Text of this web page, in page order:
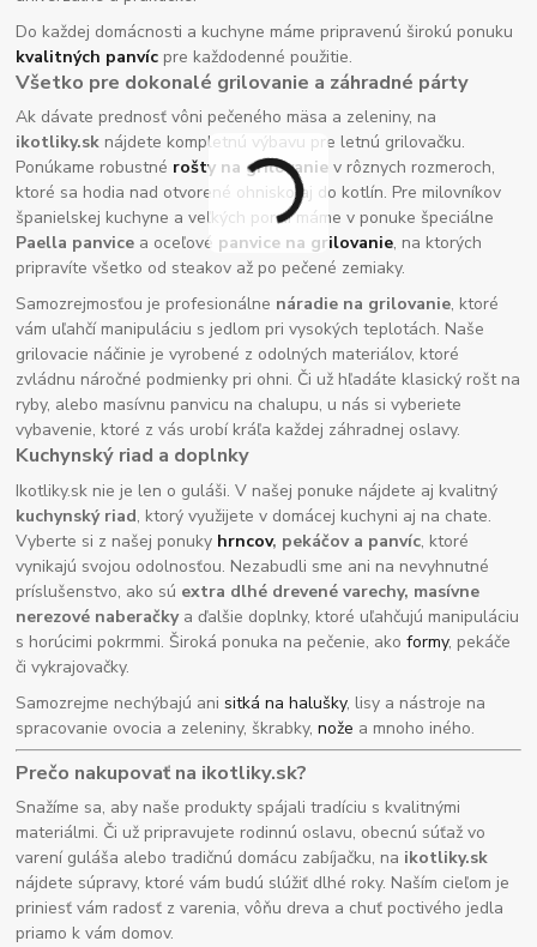
Do každej domácnosti a kuchyne máme pripravenú širokú ponuku
kvalitných panvíc pre každodenné použitie.
Všetko pre dokonalé grilovanie a záhradné párty
Ak dávate prednosť vôni pečeného mäsa a zeleniny, na
ikotliky.sk nájdete kompletnú výbavu pre letnú grilovačku.
Ponúkame robustné rošty na grilovanie v rôznych rozmeroch,
ktoré sa hodia nad otvorené ohnisko aj do kotlín. Pre milovníkov
španielskej kuchyne a veľkých porcií máme v ponuke špeciálne
Paella panvice a oceľové panvice na grilovanie, na ktorých
pripravíte všetko od steakov až po pečené zemiaky.
Samozrejmosťou je profesionálne náradie na grilovanie, ktoré
vám uľahčí manipuláciu s jedlom pri vysokých teplotách. Naše
grilovacie náčinie je vyrobené z odolných materiálov, ktoré
zvládnu náročné podmienky pri ohni. Či už hľadáte klasický rošt na
ryby, alebo masívnu panvicu na chalupu, u nás si vyberiete
vybavenie, ktoré z vás urobí kráľa každej záhradnej oslavy.
Kuchynský riad a doplnky
Ikotliky.sk nie je len o guláši. V našej ponuke nájdete aj kvalitný
kuchynský riad, ktorý využijete v domácej kuchyni aj na chate.
Vyberte si z našej ponuky hrncov, pekáčov a panvíc, ktoré
vynikajú svojou odolnosťou. Nezabudli sme ani na nevyhnutné
príslušenstvo, ako sú extra dlhé drevené varechy, masívne
nerezové naberačkya ďalšie doplnky, ktoré uľahčujú manipuláciu
s horúcimi pokrmmi. Široká ponuka na pečenie, akoformy, pekáče
či vykrajovačky.
Samozrejme nechýbajú anisitká na halušky, lisy a nástroje na
spracovanie ovocia a zeleniny, škrabky,nože a mnoho iného.
Prečo nakupovať na ikotliky.sk?
Snažíme sa, aby naše produkty spájali tradíciu s kvalitnými
materiálmi. Či už pripravujete rodinnú oslavu, obecnú súťaž vo
varení guláša alebo tradičnú domácu zabíjačku, na ikotliky.sk
nájdete súpravy, ktoré vám budú slúžiť dlhé roky. Naším cieľom je
priniesť vám radosť z varenia, vôňu dreva a chuť poctivého jedla
priamo k vám domov.